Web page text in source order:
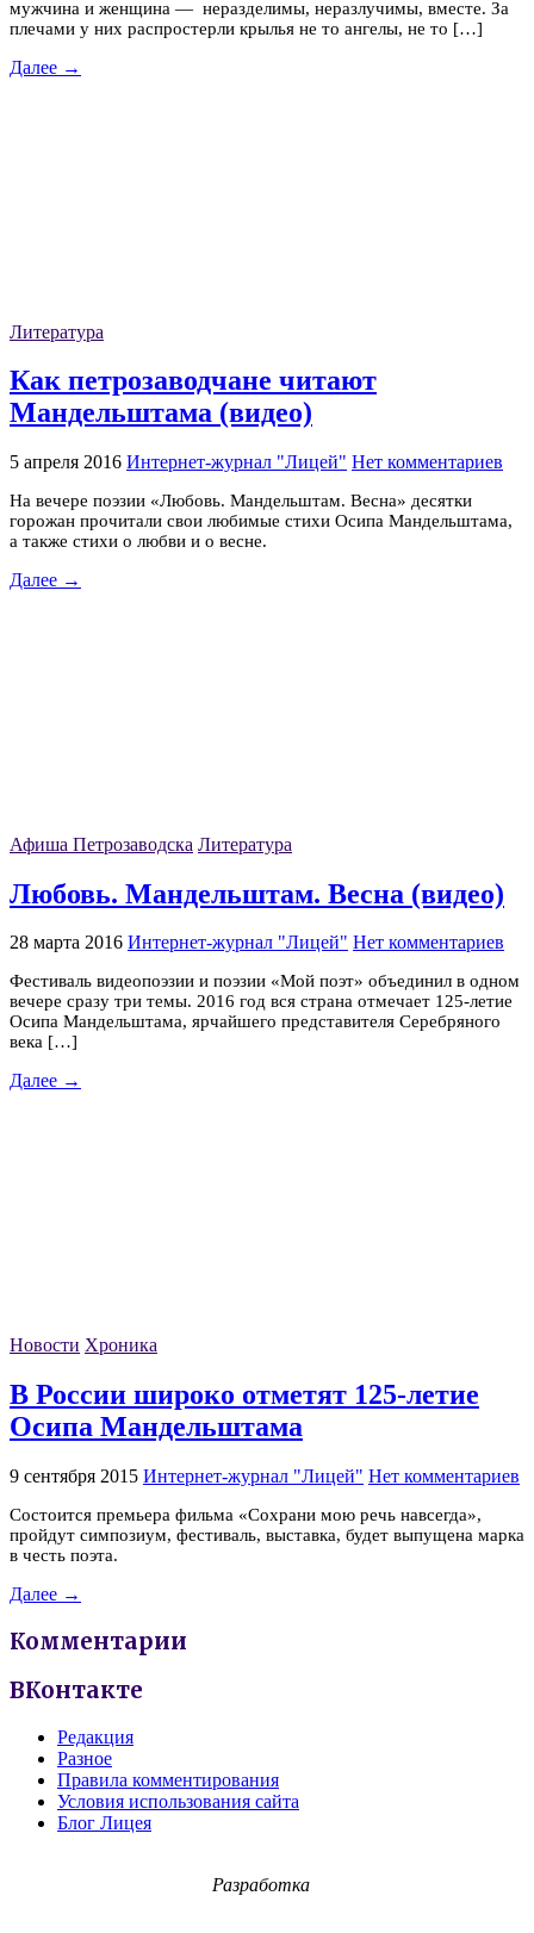
мужчина и женщина — неразделимы, неразлучимы, вместе. За
плечами у них распростерли крылья не то ангелы, не то […]
Далее →
Литература
Как петрозаводчане читают
Мандельштама (видео)
5 апреля 2016 Интернет-журнал "Лицей" Нет комментариев
На вечере поэзии «Любовь. Мандельштам. Весна» десятки
горожан прочитали свои любимые стихи Осипа Мандельштама,
а также стихи о любви и о весне.
Далее →
Афиша Петрозаводска Литература
Любовь. Мандельштам. Весна (видео)
28 марта 2016 Интернет-журнал "Лицей" Нет комментариев
Фестиваль видеопоэзии и поэзии «Мой поэт» объединил в одном
вечере сразу три темы. 2016 год вся страна отмечает 125-летие
Осипа Мандельштама, ярчайшего представителя Серебряного
века […]
Далее →
Новости Хроника
В России широко отметят 125-летие
Осипа Мандельштама
9 сентября 2015 Интернет-журнал "Лицей" Нет комментариев
Состоится премьера фильма «Сохрани мою речь навсегда»,
пройдут симпозиум, фестиваль, выставка, будет выпущена марка
в честь поэта.
Далее →
Комментарии
ВКонтакте
Редакция
Разное
Правила комментирования
Условия использования сайта
Блог Лицея
Разработка